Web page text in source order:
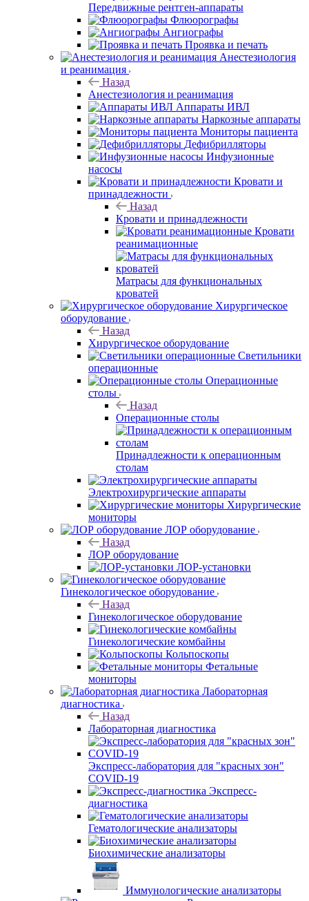
Передвижные рентген-аппараты
Флюорографы
Ангиографы
Проявка и печать
Анестезиология
и реанимация
Назад
Анестезиология и реанимация
Аппараты ИВЛ
Наркозные аппараты
Мониторы пациента
Дефибрилляторы
Инфузионные
насосы
Кровати и
принадлежности
Назад
Кровати и принадлежности
Кровати
реанимационные
Матрасы для функциональных
кроватей
Хирургическое
оборудование
Назад
Хирургическое оборудование
Светильники
операционные
Операционные
столы
Назад
Операционные столы
Принадлежности к операционным
столам
Электрохирургические аппараты
Хирургические
мониторы
ЛОР оборудование
Назад
ЛОР оборудование
ЛОР-установки
Гинекологическое оборудование
Назад
Гинекологическое оборудование
Гинекологические комбайны
Кольпоскопы
Фетальные
мониторы
Лабораторная
диагностика
Назад
Лабораторная диагностика
Экспресс-лаборатория для "красных зон"
COVID-19
Экспресс-
диагностика
Гематологические анализаторы
Биохимические анализаторы
Иммунологические анализаторы